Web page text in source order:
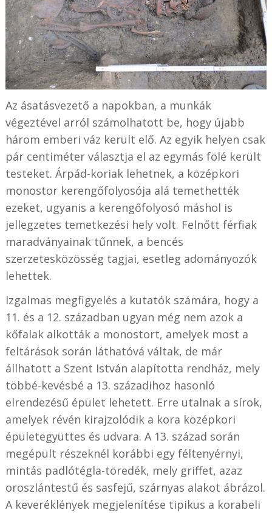
Az ásatásvezető a napokban, a munkák
végeztével arról számolhatott be, hogy újabb
három emberi váz került elő. Az egyik helyen csak
pár centiméter választja el az egymás fölé került
testeket. Árpád-koriak lehetnek, a középkori
monostor kerengőfolyosója alá temethették
ezeket, ugyanis a kerengőfolyosó máshol is
jellegzetes temetkezési hely volt. Felnőtt férfiak
maradványainak tűnnek, a bencés
szerzetesközösség tagjai, esetleg adományozók
lehettek.
Izgalmas megfigyelés a kutatók számára, hogy a
11. és a 12. században ugyan még nem azok a
kőfalak alkották a monostort, amelyek most a
feltárások során láthatóvá váltak, de már
állhatott a Szent István alapította rendház, mely
többé-kevésbé a 13. századihoz hasonló
elrendezésű épület lehetett. Erre utalnak a sírok,
amelyek révén kirajzolódik a kora középkori
épületegyüttes és udvara. A 13. század során
megépült részeknél korábbi egy féltenyérnyi,
mintás padlótégla-töredék, mely griffet, azaz
oroszlántestű és sasfejű, szárnyas alakot ábrázol.
A keveréklények megjelenítése tipikus a korabeli